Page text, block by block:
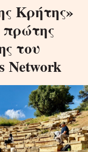
Κρήτης»
πρώτης
του
Network